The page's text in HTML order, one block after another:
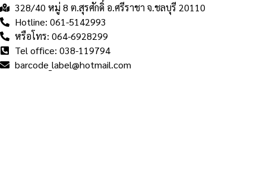
328/40 หมู่ 8 ต.สุรศักดิ์ อ.ศรีราชา จ.ชลบุรี 20110
Hotline: 061-5142993
หรือโทร: 064-6928299
Tel office: 038-119794
barcode_label@hotmail.com